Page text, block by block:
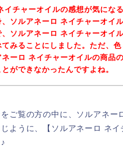
イチャーオイルの感想が気にな
ソルアネーロ ネイチャーオイ
ソルアネーロ ネイチャーオイ
みることにしました。ただ、
ーロ ネイチャーオイルの商品
ができなかったんですよね。
ご覧の方の中に、ソルアネー
ように、【ソルアネーロ ネ